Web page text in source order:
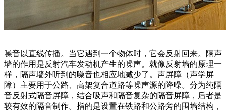
噪音以直线传播。当它遇到一个物体时，它会反射回来。隔声
墙的作用是反射汽车发动机产生的噪声。就像反射墙的原理一
样，隔声墙外听到的噪音也相应地减少了。声屏障（声学屏
障）主要用于公路、高架复合道路等噪声源的降噪。分为纯隔
音反射式隔音屏障，结合吸声和隔音复杂的隔音屏障，后者是
较有效的隔音制作。指的是设置在铁路和公路旁的围墙结构，